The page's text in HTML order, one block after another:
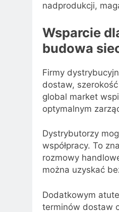
nadprodukcji,
Wsparcie
budowa
Firmy
dostaw,
global market
optymalnym
Dystrybutorzy
współpracy. To
rozmowy
można uzyskać
Dodatkowym
terminów dostaw